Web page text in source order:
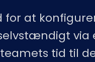
for at
via
tid til